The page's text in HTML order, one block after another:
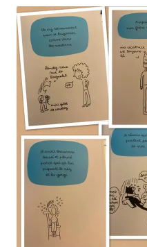
r
t
ir
les
jours.